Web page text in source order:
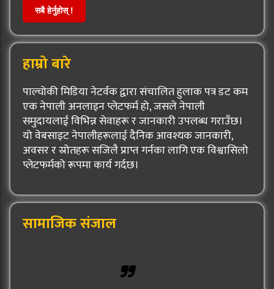
सबै हेर्नुहोस् !
हाम्रो बारे
पाल्चोकी मिडिया नेटर्वक द्वारा संचालित हुलाक पत्र डट कम
एक नेपाली अनलाइन प्लेटफर्म हो, जसले नेपाली
समुदायलाई विभिन्न सेवाहरू र जानकारी उपलब्ध गराउँछ।
यो वेबसाइट नेपालीहरूलाई दैनिक आवश्यक जानकारी,
अवसर र स्रोतहरू सजिलै प्राप्त गर्नका लागि एक विश्वासिलो
प्लेटफर्मको रूपमा कार्य गर्दछ।
सामाजिक संजाल